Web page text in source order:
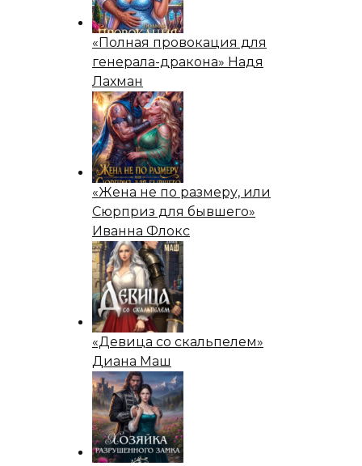
«Полная провокация для
генерала-дракона» Надя
Лахман
«Жена не по размеру, или
Сюрприз для бывшего»
Иванна Флокс
«Девица со скальпелем»
Диана Маш